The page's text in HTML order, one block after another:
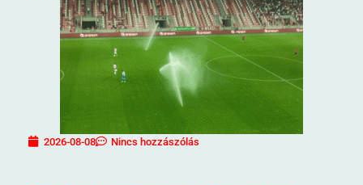
2026-08-08 Nincs hozzászólás